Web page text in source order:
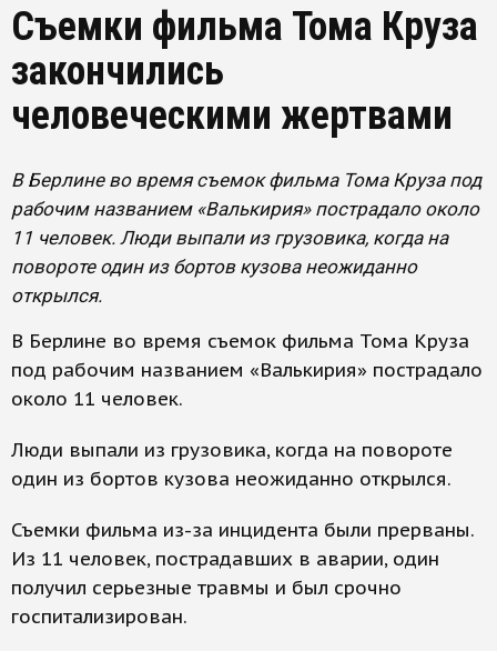
Съемки фильма Тома Круза
закончились
человеческими жертвами
В Берлине во время съемок фильма Тома Круза под
рабочим названием «Валькирия» пострадало около
11 человек. Люди выпали из грузовика, когда на
повороте один из бортов кузова неожиданно
открылся.
В Берлине во время съемок фильма Тома Круза
под рабочим названием «Валькирия» пострадало
около 11 человек.
Люди выпали из грузовика, когда на повороте
один из бортов кузова неожиданно открылся.
Съемки фильма из-за инцидента были прерваны.
Из 11 человек, пострадавших в аварии, один
получил серьезные травмы и был срочно
госпитализирован.